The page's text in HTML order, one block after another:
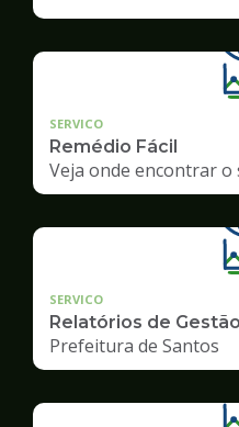
SERVICO
Remédio Fácil
Veja onde encontrar o
SERVICO
Relatórios de
Prefeitura de Santos